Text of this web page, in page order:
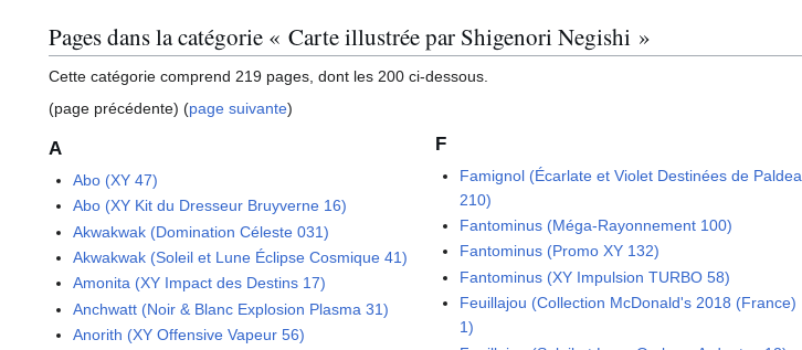
Pages dans la catégorie « Carte illustrée par Shigenori Negishi »
Cette catégorie comprend 219 pages, dont les 200 ci-dessous.
(page précédente) (page suivante)
A
Abo (XY 47)
Abo (XY Kit du Dresseur Bruyverne 16)
Akwakwak (Domination Céleste 031)
Akwakwak (Soleil et Lune Éclipse Cosmique 41)
Amonita (XY Impact des Destins 17)
Anchwatt (Noir & Blanc Explosion Plasma 31)
Anorith (XY Offensive Vapeur 56)
F
Famignol (Écarlate et Violet Destinées de Paldea
210)
Fantominus (Méga-Rayonnement 100)
Fantominus (Promo XY 132)
Fantominus (XY Impulsion TURBO 58)
Feuillajou (Collection McDonald's 2018 (France)
1)